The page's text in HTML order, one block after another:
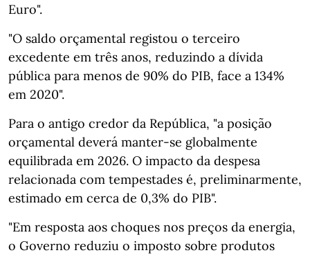
Euro".
"O saldo orçamental registou o terceiro
excedente em três anos, reduzindo a dívida
pública para menos de 90% do PIB, face a 134%
em 2020".
Para o antigo credor da República, "a posição
orçamental deverá manter-se globalmente
equilibrada em 2026. O impacto da despesa
relacionada com tempestades é, preliminarmente,
estimado em cerca de 0,3% do PIB".
"Em resposta aos choques nos preços da energia,
o Governo reduziu o imposto sobre produtos